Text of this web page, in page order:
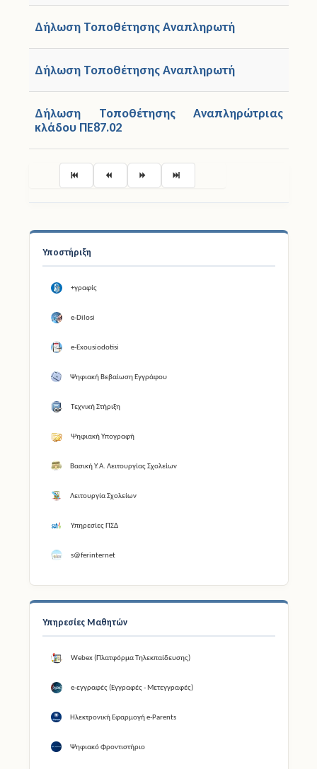
Υποστήριξη
+γραφίς
e-Dilosi
e-Exousiodotisi
Ψηφιακή Βεβαίωση Εγγράφου
Τεχνική Στήριξη
Ψηφιακή Υπογραφή
Βασική Υ.Α. Λειτουργίας Σχολείων
Λειτουργία Σχολείων
Υπηρεσίες ΠΣΔ
s@ferinternet
Υπηρεσίες Μαθητών
Webex (Πλατφόρμα Τηλεκπαίδευσης)
e-εγγραφές (Εγγραφές - Μετεγγραφές)
Ηλεκτρονική Εφαρμογή e-Parents
Ψηφιακό Φροντιστήριο
Δήλωση Τοποθέτησης Αναπληρωτή
Δήλωση Τοποθέτησης Αναπληρωτή
Δήλωση Τοποθέτησης Αναπληρώτριας
κλάδου ΠΕ87.02